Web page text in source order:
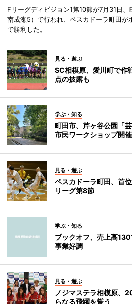
Fリーグディビジョン1第10節が7月31日
南成瀬5）で行われ、ペスカドーラ町田
で勝利した。
見る・遊ぶ
SC相模原、愛川町で
点の披露も
学ぶ・知る
町田市、芹ヶ谷公園「
市民ワークショップ開
見る・遊ぶ
ペスカドーラ町田、首
リーグ第8節
学ぶ・知る
ブックオフ、売上高
事業好調
見る・遊ぶ
ノジマステラ相模原、
らなる飛躍を誓う